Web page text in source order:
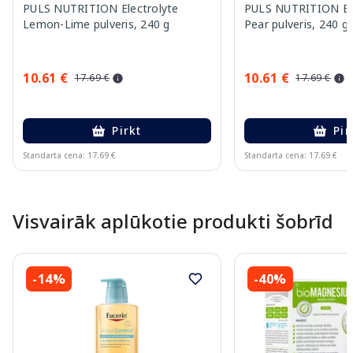
PULS NUTRITION Electrolyte
Lemon-Lime pulveris, 240 g
10.61 € 17.69 €
Pirkt
Standarta cena: 17.69 €
PULS NUTRITION
Pear pulveris, 240 g
10.61 € 17.69 €
Standarta cena: 17.69 €
Visvairāk aplūkotie produkti šobrīd
-14% -40%